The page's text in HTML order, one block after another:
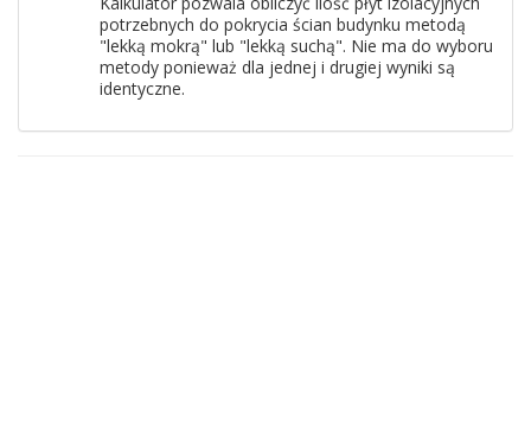
potrzebnych do pokrycia ścian budynku metodą
"lekką mokrą" lub "lekką suchą". Nie ma do wyboru
metody ponieważ dla jednej i drugiej wyniki są
identyczne.